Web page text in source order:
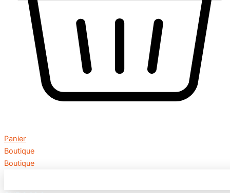
Panier
Boutique
Boutique